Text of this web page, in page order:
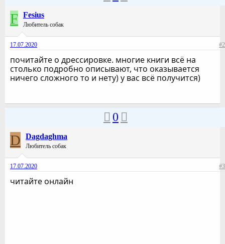
F Fesius
Любитель собак
17.07.2020 #2
почитайте о дрессировке. многие книги всё на
столько подробно описывают, что оказывается
ничего сложного то и нету) у вас всё получится)
0
D Dagdaghma
Любитель собак
17.07.2020 #3
читайте онлайн